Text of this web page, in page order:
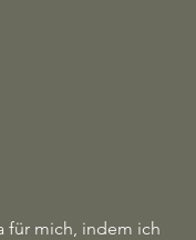
für mich, indem ich